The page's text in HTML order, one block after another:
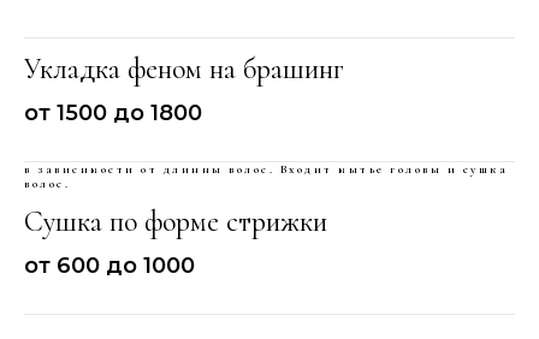
Укладка феном на брашинг
от 1500 до 1800
в зависимости от длинны волос. Входит мытье головы и сушка
волос.
Сушка по форме стрижки
от 600 до 1000